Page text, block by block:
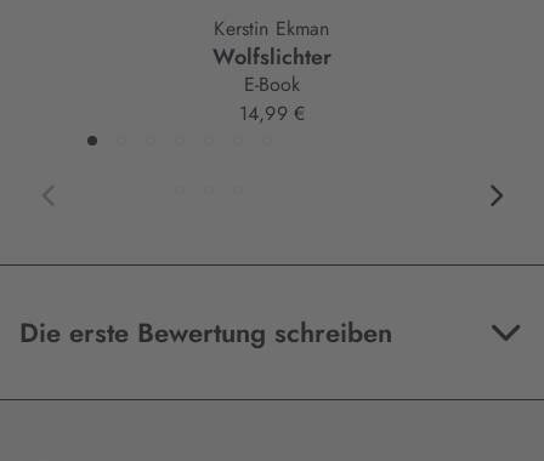
Kerstin Ekman
Wolfslichter
E-Book
14,99 €
Die erste Bewertung schreiben